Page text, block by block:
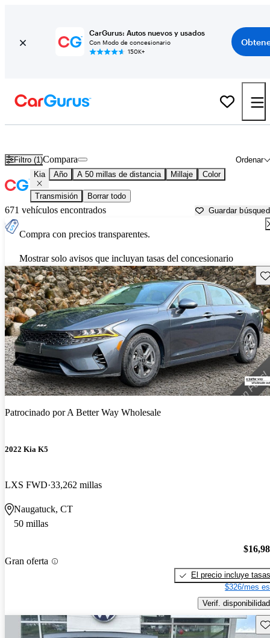
CarGurus: Autos nuevos y usados
Con Modo de concesionario
150K+
Filtro (1) Ordenar
Compara
Kia Año A 50 millas de distancia Millaje Color
Transmisión Borrar todo
671 vehículos encontrados Guardar
Compra con precios transparentes.
Mostrar solo avisos que incluyan tasas del concesionario
Patrocinado porA Better Way Wholesale
2022 Kia K5
LXS FWD 33,262 millas
Naugatuck, CT
50 millas
Gran oferta
El precio incluye tasas
$326/mes
Verif. disponibilidad